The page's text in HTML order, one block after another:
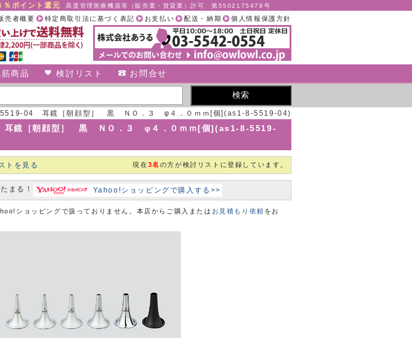
％ポイント還元 高度管理医療機器等（販売業・賃貸業）許可 第5502175478号
個人情報保護方針
配送・納期
お支払い
特定商取引法に基づく表記
売者概要
商品 検討リスト お問合せ
5519-04 耳鏡［朝顔型］ 黒 ＮＯ．３ φ４．０ｍｍ[個](as1-8-5519-04)
耳鏡［朝顔型］ 黒 ＮＯ．３ φ４．０ｍｍ[個](as1-8-5519-
トを見る 現在3名 の方が検討リストに登録しています。
まる！ Yahoo!ショッピングで購入する>>
ショッピングで扱っておりません。本店からご購入または お見積もり依頼 をお